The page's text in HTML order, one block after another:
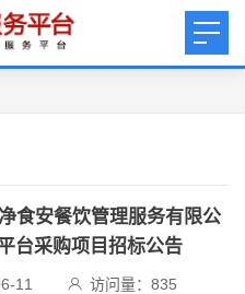
食安餐饮管理服务有限公
台采购项目招标公告
11 访问量： 835